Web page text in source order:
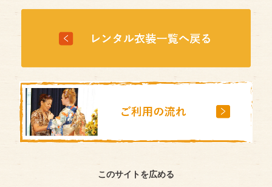
このサイトを広める